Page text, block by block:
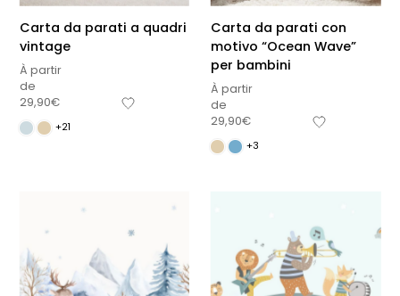
Carta da parati a quadri
vintage
À partir
de
29,90€
+21
Carta da parati con
motivo “Ocean Wave”
per bambini
À partir
de
29,90€
+3